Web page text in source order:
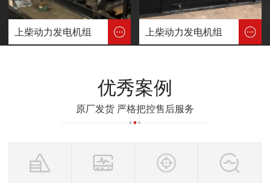
上柴动力发电机组 上柴动力发电机组
优秀案例
原厂发货 严格把控售后服务